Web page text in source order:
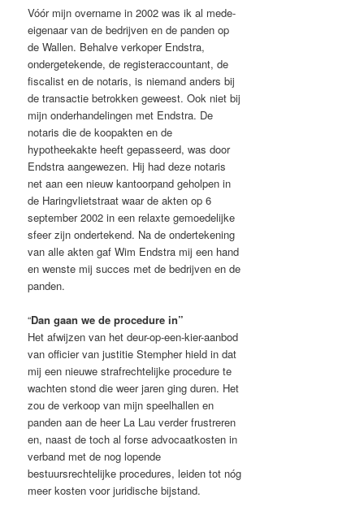
Vóór mijn overname in 2002 was ik al mede-
eigenaar van de bedrijven en de panden op
de Wallen. Behalve verkoper Endstra,
ondergetekende, de registeraccountant, de
fiscalist en de notaris, is niemand anders bij
de transactie betrokken geweest. Ook niet bij
mijn onderhandelingen met Endstra. De
notaris die de koopakten en de
hypotheekakte heeft gepasseerd, was door
Endstra aangewezen. Hij had deze notaris
net aan een nieuw kantoorpand geholpen in
de Haringvlietstraat waar de akten op 6
september 2002 in een relaxte gemoedelijke
sfeer zijn ondertekend. Na de ondertekening
van alle akten gaf Wim Endstra mij een hand
en wenste mij succes met de bedrijven en de
panden.
“Dan gaan we de procedure in”
Het afwijzen van het deur-op-een-kier-aanbod
van officier van justitie Stempher hield in dat
mij een nieuwe strafrechtelijke procedure te
wachten stond die weer jaren ging duren. Het
zou de verkoop van mijn speelhallen en
panden aan de heer La Lau verder frustreren
en, naast de toch al forse advocaatkosten in
verband met de nog lopende
bestuursrechtelijke procedures, leiden tot nóg
meer kosten voor juridische bijstand.